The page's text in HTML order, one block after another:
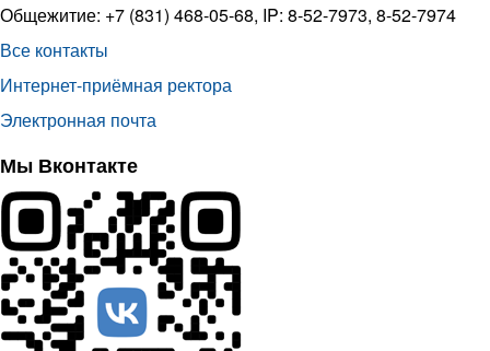
Общежитие: +7 (831) 468-05-68, IP: 8-52-7973, 8-52-7974
Все контакты
Интернет-приёмная ректора
Электронная почта
Мы Вконтакте